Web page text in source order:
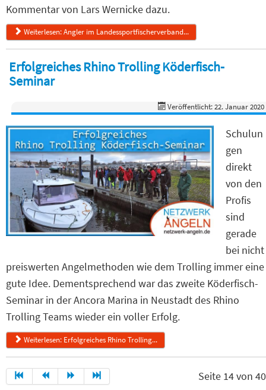
Kommentar von Lars Wernicke dazu.
Weiterlesen: Angler im Landessportfischerverband...
Erfolgreiches Rhino Trolling Köderfisch-
Seminar
Veröffentlicht: 22. Januar 2020
Schulun
gen
direkt
von den
Profis
sind
gerade
bei nicht
preiswerten Angelmethoden wie dem Trolling immer eine
gute Idee. Dementsprechend war das zweite Köderfisch-
Seminar in der Ancora Marina in Neustadt des Rhino
Trolling Teams wieder ein voller Erfolg.
Weiterlesen: Erfolgreiches Rhino Trolling...
Seite 14 von 40